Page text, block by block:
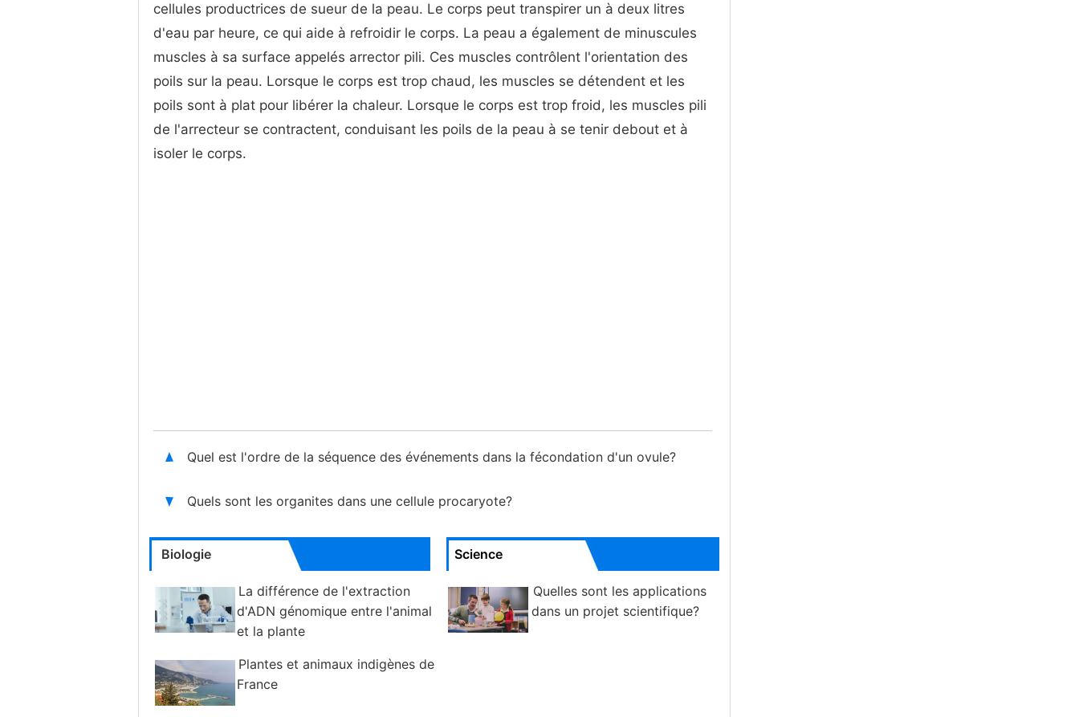
cellules productrices de sueur de la peau. Le corps peut transpirer un à deux litres
d'eau par heure, ce qui aide à refroidir le corps. La peau a également de minuscules
muscles à sa surface appelés arrector pili. Ces muscles contrôlent l'orientation des
poils sur la peau. Lorsque le corps est trop chaud, les muscles se détendent et les
poils sont à plat pour libérer la chaleur. Lorsque le corps est trop froid, les muscles pili
de l'arrecteur se contractent, conduisant les poils de la peau à se tenir debout et à
isoler le corps.
Quel est l'ordre de la séquence des événements dans la fécondation d'un ovule?
Quels sont les organites dans une cellule procaryote?
Biologie
La différence de l'extraction
d'ADN génomique entre l'animal
et la plante
Plantes et animaux indigènes de
France
Science
Quelles sont les applications
dans un projet scientifique?